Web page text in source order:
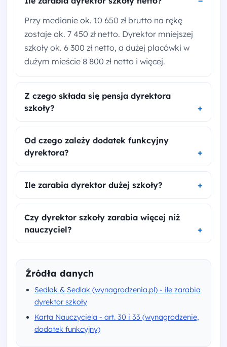
Przy medianie ok. 10 650 zł brutto na rękę
zostaje ok. 7 450 zł netto. Dyrektor mniejszej
szkoły ok. 6 300 zł netto, a dużej placówki w
dużym mieście 8 800 zł netto i więcej.
Z czego składa się pensja dyrektora
szkoły?
Od czego zależy dodatek funkcyjny
dyrektora?
Ile zarabia dyrektor dużej szkoły?
Czy dyrektor szkoły zarabia więcej niż
nauczyciel?
Źródła danych
Sedlak & Sedlak (wynagrodzenia.pl) - ile zarabia
dyrektor szkoły
Karta Nauczyciela - art. 30 i 33 (wynagrodzenie,
dodatek funkcyjny)